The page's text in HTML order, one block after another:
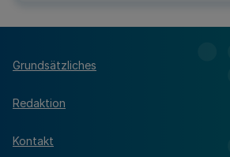
Grundsätzliches
Redaktion
Kontakt